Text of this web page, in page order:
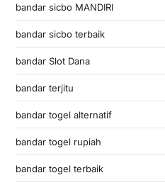
bandar sicbo MANDIRI
bandar sicbo terbaik
bandar Slot Dana
bandar terjitu
bandar togel alternatif
bandar togel rupiah
bandar togel terbaik